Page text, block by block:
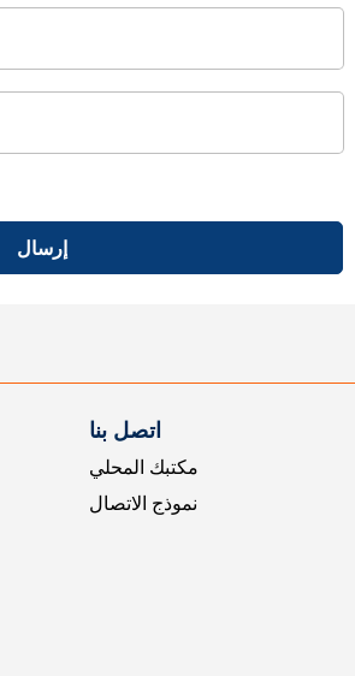
إرسال
اتصل بنا
مكتبك المحلي
نموذج الاتصال